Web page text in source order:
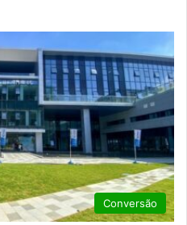
Conversão